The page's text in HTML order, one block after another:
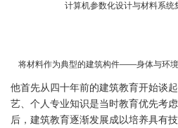
计算机参数化设计与材料系统
将材料作为典型的建筑构件——身体与环
他首先从四十年前的建筑教育开始谈
艺、个人专业知识是当时教育优先考
后，建筑教育逐渐发展成以培养具有